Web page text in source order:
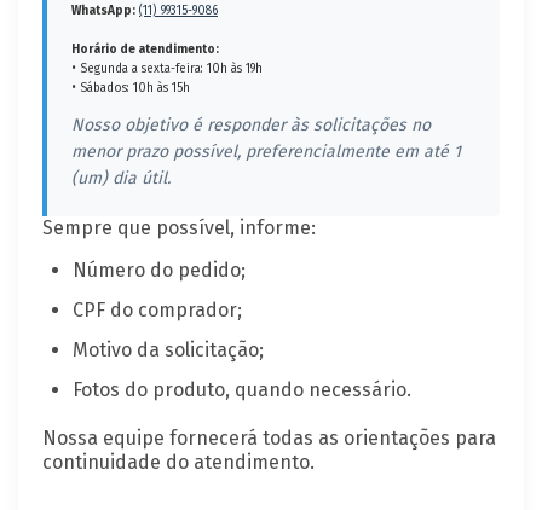
WhatsApp: (11) 99315-9086
Horário de atendimento:
• Segunda a sexta-feira: 10h às 19h
• Sábados: 10h às 15h
Nosso objetivo é responder às solicitações no
menor prazo possível, preferencialmente em até 1
(um) dia útil.
Sempre que possível, informe:
Número do pedido;
CPF do comprador;
Motivo da solicitação;
Fotos do produto, quando necessário.
Nossa equipe fornecerá todas as orientações para
continuidade do atendimento.